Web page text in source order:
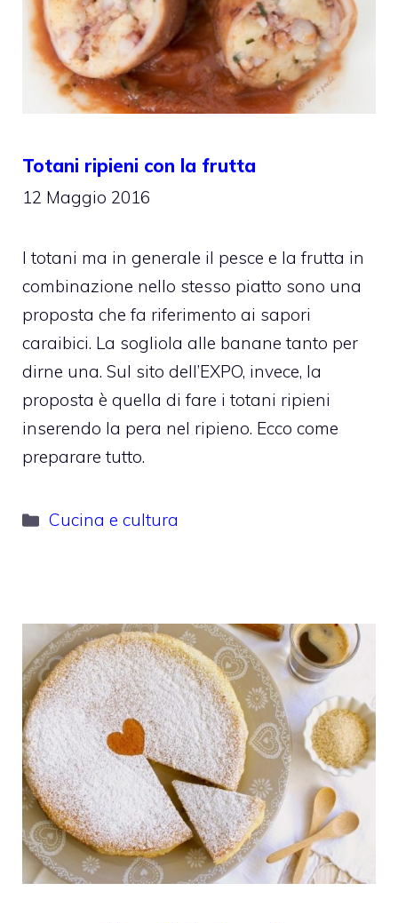
Totani ripieni con la frutta
12 Maggio 2016
I totani ma in generale il pesce e la frutta in
combinazione nello stesso piatto sono una
proposta che fa riferimento ai sapori
caraibici. La sogliola alle banane tanto per
dirne una. Sul sito dell’EXPO, invece, la
proposta è quella di fare i totani ripieni
inserendo la pera nel ripieno. Ecco come
preparare tutto.
Categorie
Cucina e cultura